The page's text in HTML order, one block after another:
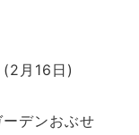
月16日)
デンおぶせ